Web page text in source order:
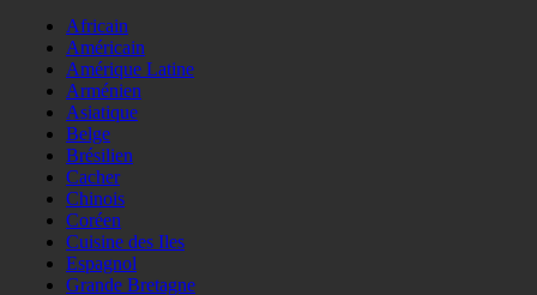
Africain
Américain
Amérique Latine
Arménien
Asiatique
Belge
Brésilien
Cacher
Chinois
Coréen
Cuisine des Iles
Espagnol
Grande Bretagne